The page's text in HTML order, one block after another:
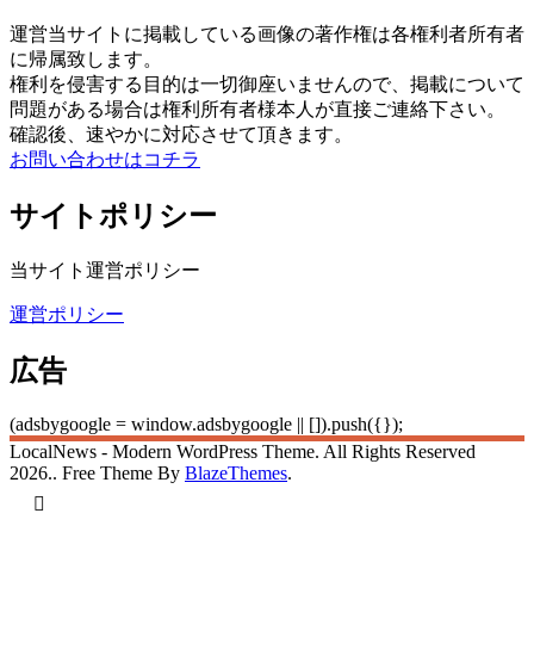
運営当サイトに掲載している画像の著作権は各権利者所有者
に帰属致します。
権利を侵害する目的は一切御座いませんので、掲載について
問題がある場合は権利所有者様本人が直接ご連絡下さい。
確認後、速やかに対応させて頂きます。
お問い合わせはコチラ
サイトポリシー
当サイト運営ポリシー
運営ポリシー
広告
(adsbygoogle = window.adsbygoogle || []).push({});
LocalNews - Modern WordPress Theme. All Rights Reserved
2026.. Free Theme By BlazeThemes.